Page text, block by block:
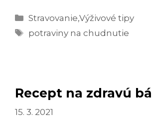
NA
CHUDNUTIE
Kategórie
Stravovanie,Výživové tipy
Značky
potraviny na chudnutie
Recept na zdravú
15. 3. 2021